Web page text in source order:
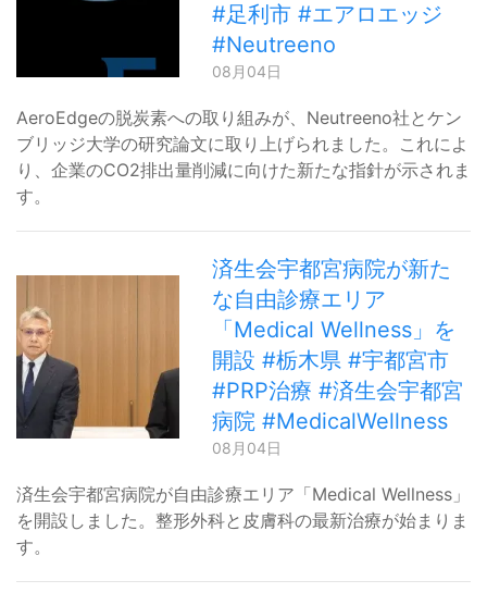
#足利市 #エアロエッジ
#Neutreeno
08月04日
AeroEdgeの脱炭素への取り組みが、Neutreeno社とケン
ブリッジ大学の研究論文に取り上げられました。これによ
り、企業のCO2排出量削減に向けた新たな指針が示されま
す。
済生会宇都宮病院が新た
な自由診療エリア
「Medical Wellness」を
開設 #栃木県 #宇都宮市
#PRP治療 #済生会宇都宮
病院 #MedicalWellness
08月04日
済生会宇都宮病院が自由診療エリア「Medical Wellness」
を開設しました。整形外科と皮膚科の最新治療が始まりま
す。